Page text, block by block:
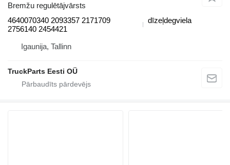
Bremžu regulētājvārsts
4640070340 2093357 2171709
2756140 2454421
dīzeļdegviela
Igaunija, Tallinn
TruckParts Eesti OÜ